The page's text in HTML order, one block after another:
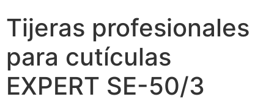
Tijeras profesionales
para cutículas
EXPERT SE-50/3